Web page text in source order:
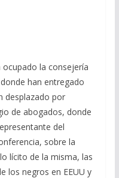
la consejería
han entregado
desplazado por
de abogados, donde
del
sobre la
lícito de la misma, las
los negros en EEUU y